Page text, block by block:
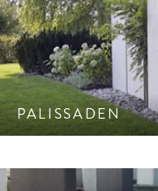
PALISSADEN
Als grondkering, als